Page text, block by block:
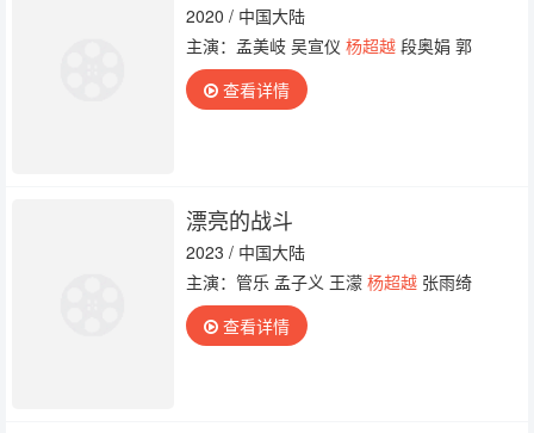
2020 / 中国大陆
主演：孟美岐 吴宣仪 杨超越段奥娟 郭
查看详情
漂亮的战斗
2023 / 中国大陆
主演：管乐 孟子义 王濛 杨超越张雨绮
查看详情